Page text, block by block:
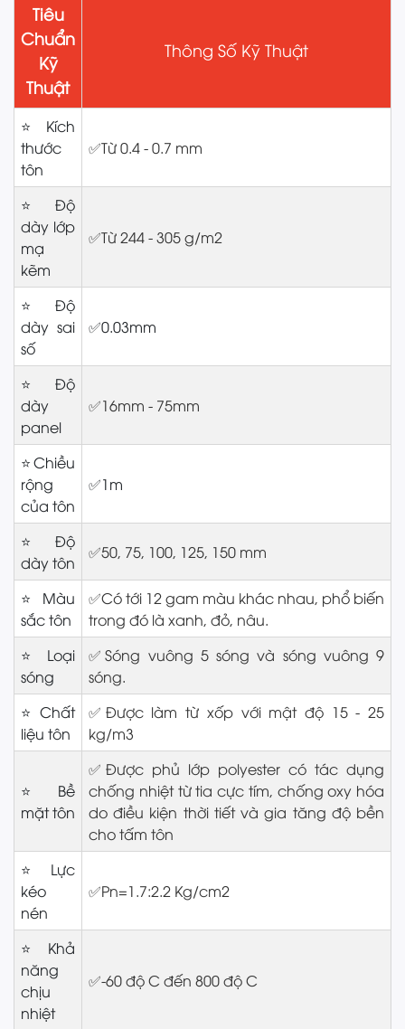
Tiêu
Chuẩn
Kỹ
Thuật
Thông Số Kỹ Thuật
⭐Kích
thước
tôn
✅Từ 0.4 - 0.7 mm
⭐Độ
dày lớp
mạ
kẽm
✅Từ 244 - 305 g/m2
⭐Độ
dày sai
số
✅0.03mm
⭐Độ
dày
panel
✅16mm - 75mm
⭐Chiều
rộng
của tôn
✅1m
⭐Độ
dày tôn
✅50, 75, 100, 125, 150 mm
⭐Màu
sắc tôn
✅Có tới 12 gam màu khác nhau, phổ biến
trong đó là xanh, đỏ, nâu.
⭐Loại
sóng
✅Sóng vuông 5 sóng và sóng vuông 9
sóng.
⭐Chất
liệu tôn
✅Được làm từ xốp với mật độ 15 - 25
kg/m3
⭐Bề
mặt tôn
✅Được phủ lớp polyester có tác dụng
chống nhiệt từ tia cực tím, chống oxy hóa
do điều kiện thời tiết và gia tăng độ bền
cho tấm tôn
⭐Lực
kéo
nén
✅Pn=1.7:2.2 Kg/cm2
⭐Khả
năng
chịu
nhiệt
✅-60 độ C đến 800 độ C